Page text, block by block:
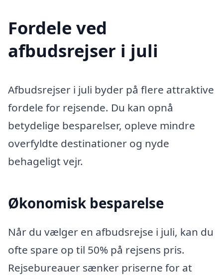
Fordele ved
afbudsrejser i juli
Afbudsrejser i juli byder på flere attraktive
fordele for rejsende. Du kan opnå
betydelige besparelser, opleve mindre
overfyldte destinationer og nyde
behageligt vejr.
Økonomisk besparelse
Når du vælger en afbudsrejse i juli, kan du
ofte spare op til 50% på rejsens pris.
Rejsebureauer sænker priserne for at